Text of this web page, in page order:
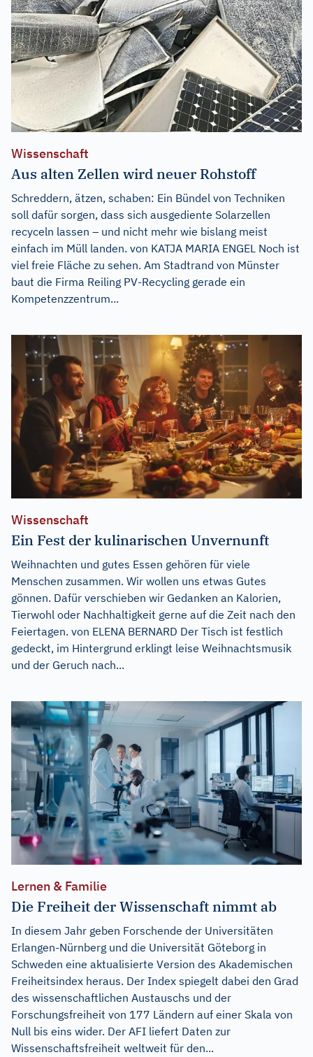
Wissenschaft
Aus alten Zellen wird neuer Rohstoff
Schreddern, ätzen, schaben: Ein Bündel von Techniken
soll dafür sorgen, dass sich ausgediente Solarzellen
recyceln lassen – und nicht mehr wie bislang meist
einfach im Müll landen. von KATJA MARIA ENGEL Noch ist
viel freie Fläche zu sehen. Am Stadtrand von Münster
baut die Firma Reiling PV-Recycling gerade ein
Kompetenzzentrum...
Wissenschaft
Ein Fest der kulinarischen Unvernunft
Weihnachten und gutes Essen gehören für viele
Menschen zusammen. Wir wollen uns etwas Gutes
gönnen. Dafür verschieben wir Gedanken an Kalorien,
Tierwohl oder Nachhaltigkeit gerne auf die Zeit nach den
Feiertagen. von ELENA BERNARD Der Tisch ist festlich
gedeckt, im Hintergrund erklingt leise Weihnachtsmusik
und der Geruch nach...
Lernen & Familie
Die Freiheit der Wissenschaft nimmt ab
In diesem Jahr geben Forschende der Universitäten
Erlangen-Nürnberg und die Universität Göteborg in
Schweden eine aktualisierte Version des Akademischen
Freiheitsindex heraus. Der Index spiegelt dabei den Grad
des wissenschaftlichen Austauschs und der
Forschungsfreiheit von 177 Ländern auf einer Skala von
Null bis eins wider. Der AFI liefert Daten zur
Wissenschaftsfreiheit weltweit für den...